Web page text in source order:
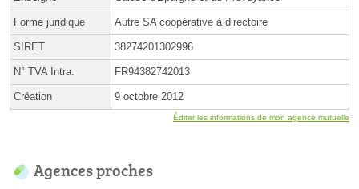
Forme juridique Autre SA coopérative à directoire
SIRET 38274201302996
N° TVA Intra. FR94382742013
Création 9 octobre 2012
Éditer les informations de mon agence mutuelle
Agences proches